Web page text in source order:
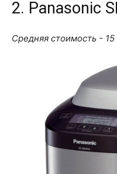
2. Panasonic
Средняя стоимость - 15